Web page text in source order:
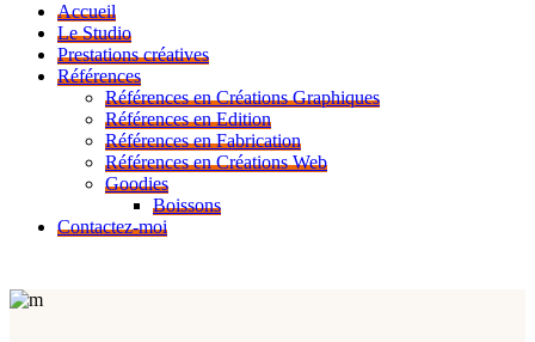
Accueil
Le Studio
Prestations créatives
Références
Références en Créations Graphiques
Références en Edition
Références en Fabrication
Références en Créations Web
Goodies
Boissons
Contactez-moi